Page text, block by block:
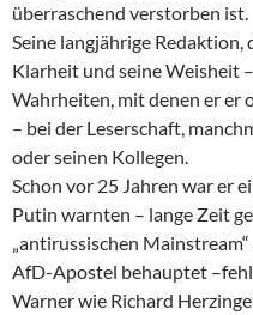
überraschend verstorben ist.
Seine langjährige Redaktion,
Klarheit und seine Weisheit
Wahrheiten, mit denen er er
– bei der Leserschaft,
oder seinen Kollegen.
Schon vor 25 Jahren war er
Putin warnten – lange Zeit
„antirussischen
AfD-Apostel behauptet
Warner wie Richard